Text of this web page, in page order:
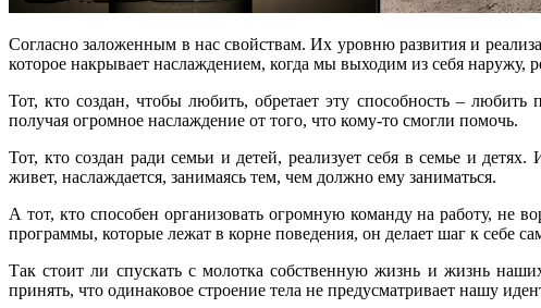
Согласно заложенным в нас свойствам. Их уровню развития и
которое накрывает наслаждением, когда мы выходим из себя наружу,
Тот, кто создан, чтобы любить, обретает эту способность –
получая огромное наслаждение от того, что кому-то смогли помочь.
Тот, кто создан ради семьи и детей, реализует себя в семье и
живет, наслаждается, занимаясь тем, чем должно ему заниматься.
А тот, кто способен организовать огромную команду на работу, не
программы, которые лежат в корне поведения, он делает шаг к себе
Так стоит ли спускать с молотка собственную жизнь и жизнь
принять, что одинаковое строение тела не предусматривает нашу